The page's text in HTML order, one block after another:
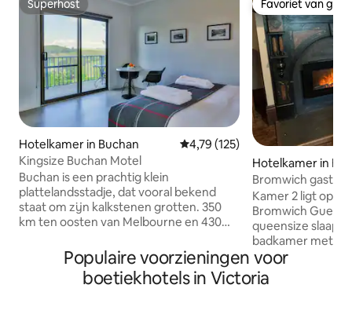
Superhost
Superhost
Hotelkamer in Buchan Gemiddelde beoordeling van
4,79 (125)
Kingsize Buchan Motel
Buchan is een prachtig klein
plattelandsstadje, dat vooral bekend
staat om zijn kalkstenen grotten. 350
km ten oosten van Melbourne en 430
Motel ligt op de top van de heuvel
tussen de hoofdstraat en het Buchan
Caves Reserve, waardoor beide
Favoriet van
Favoriet van
Hotelkamer in
Bromwich
bed, slaapkamer
Kamer 2 ligt op
Bromwich Guest
queensize
badkamer met
gang. De
gasten met
wijnglazen, thee
Populaire voorzieningen voor
boetiekhotels in Victoria